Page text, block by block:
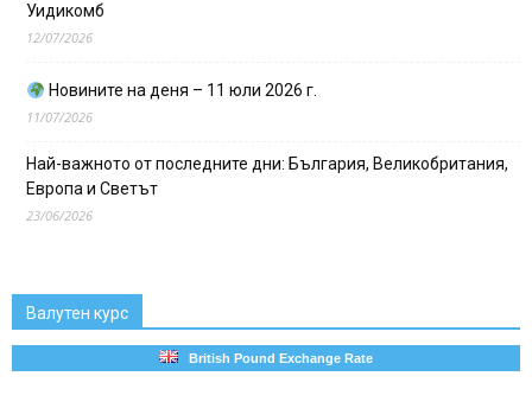
Уидикомб
12/07/2026
Новините на деня – 11 юли 2026 г.
11/07/2026
Най-важното от последните дни: България, Великобритания,
Европа и Светът
23/06/2026
Валутен курс
British Pound Exchange Rate